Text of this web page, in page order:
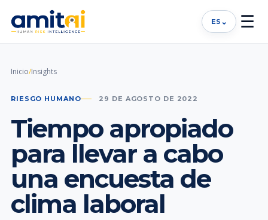
ES ⌄ ☰
Inicio/Insights
RIESGO HUMANO 29 DE AGOSTO DE 2022
Tiempo apropiado
para llevar a cabo
una encuesta de
clima laboral